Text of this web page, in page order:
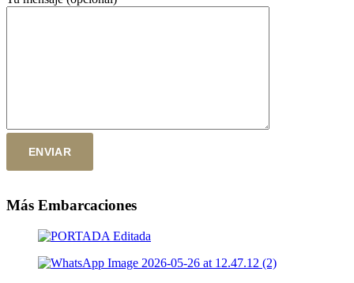
Más Embarcaciones